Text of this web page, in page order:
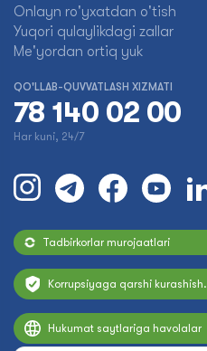
Onlayn ro'yxatdan o'tish
Yuqori qulaylikdagi zallar
Me'yordan ortiq yuk
QO'LLAB-QUVVATLASH XIZMATI
78 140 02 00
Har kuni, 24/7
Tadbirkorlar murojaatlari
Korrupsiyaga qarshi kurashish.
Hukumat saytlariga havolalar